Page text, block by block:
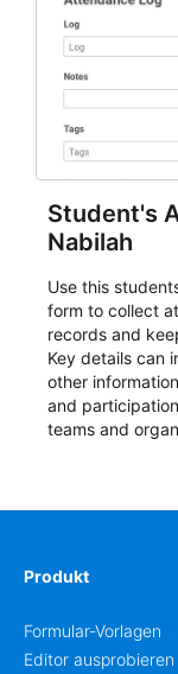
Student's
Nabilah
Use this
form to collect
records and
Key details can
other
and
teams and
Produkt
Formular-Vorlagen
Editor ausprobieren